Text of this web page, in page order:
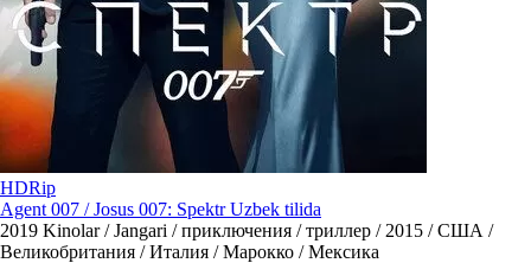
HDRip
Agent 007 / Josus 007: Spektr Uzbek tilida
2019 Kinolar / Jangari / приключения / триллер / 2015 / США /
Великобритания / Италия / Марокко / Мексика